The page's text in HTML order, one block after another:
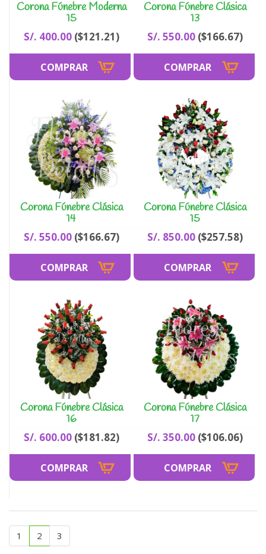
Corona Fúnebre Moderna
15
S/. 400.00($121.21)
Corona Fúnebre Clásica
13
S/. 550.00 ($166.67)
Corona Fúnebre Clásica
14
S/. 550.00($166.67)
Corona Fúnebre Clásica
15
S/. 850.00 ($257.58)
Corona Fúnebre Clásica
16
S/. 600.00($181.82)
Corona Fúnebre Clásica
17
S/. 350.00 ($106.06)
1 2 3